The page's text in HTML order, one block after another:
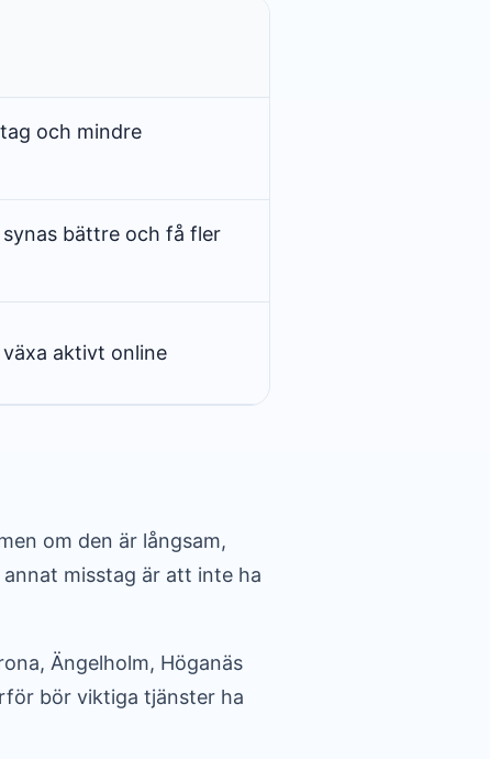
och mindre
bättre och få fler
aktivt online
om den är långsam,
misstag är att inte ha
Ängelholm, Höganäs
bör viktiga tjänster ha